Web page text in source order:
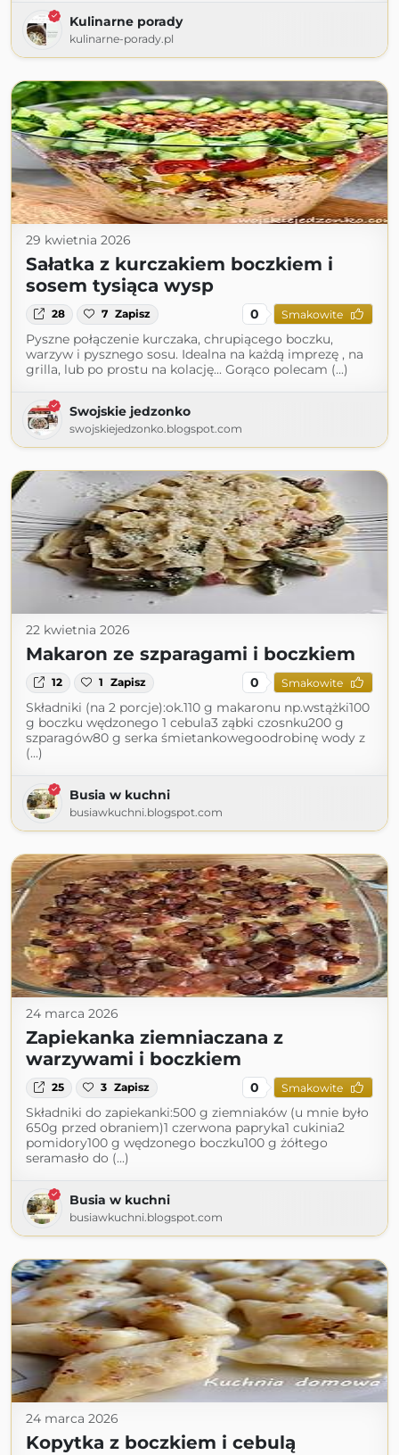
Kulinarne porady
kulinarne-porady.pl
29 kwietnia 2026
Sałatka z kurczakiem boczkiem i
sosem tysiąca wysp
28 7 Zapisz 0 Smakowite
Pyszne połączenie kurczaka, chrupiącego boczku,
warzyw i pysznego sosu. Idealna na każdą imprezę , na
grilla, lub po prostu na kolację... Gorąco polecam (...)
Swojskie jedzonko
swojskiejedzonko.blogspot.com
22 kwietnia 2026
Makaron ze szparagami i boczkiem
12 1 Zapisz 0 Smakowite
Składniki (na 2 porcje):ok.110 g makaronu np.wstążki100
g boczku wędzonego 1 cebula3 ząbki czosnku200 g
szparagów80 g serka śmietankowegoodrobinę wody z
(...)
Busia w kuchni
busiawkuchni.blogspot.com
24 marca 2026
Zapiekanka ziemniaczana z
warzywami i boczkiem
25 3 Zapisz 0 Smakowite
Składniki do zapiekanki:500 g ziemniaków (u mnie było
650g przed obraniem)1 czerwona papryka1 cukinia2
pomidory100 g wędzonego boczku100 g żółtego
seramasło do (...)
Busia w kuchni
busiawkuchni.blogspot.com
24 marca 2026
Kopytka z boczkiem i cebulą